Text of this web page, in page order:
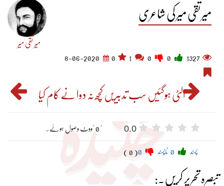
میر تقی میر کی شاعری
میر تقی میر
1327
0
8-06-2020
الٹی ہوگئیں سب تدبیریں کچھ نہ دوا نے کام کیا
0.0 " 0 "ووٹ وصول ہوئے۔
پسند ناپسند ( 0 )
تبصرہ تحریر کریں۔: